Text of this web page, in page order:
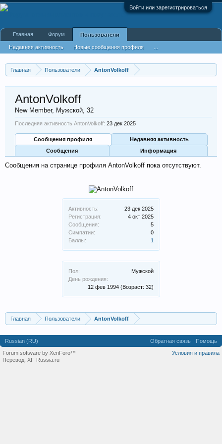
Войти или зарегистрироваться
Главная Пользователи AntonVolkoff
Активность:
23 дек 2025
Регистрация:
4 окт 2025
Сообщения:
5
Симпатии:
0
Баллы:
1
Пол:
Мужской
День рождения:
12 фев 1994 (Возраст: 32)
AntonVolkoff
New Member, Мужской, 32
Последняя активность AntonVolkoff: 23 дек 2025
Сообщения профиля
Недавняя активность
Сообщения
Информация
Сообщения на странице профиля AntonVolkoff пока отсутствуют.
Главная Пользователи AntonVolkoff
Главная Форум Пользователи
Недавняя активность Новые сообщения профиля
Russian (RU) Обратная связь
Помощь
Условия и правила
Forum software by XenForo™
Перевод: XF-Russia.ru